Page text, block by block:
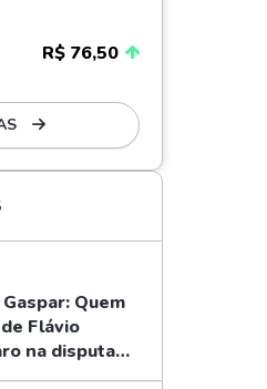
R$ 76,50
Quem
Flávio
na disputa